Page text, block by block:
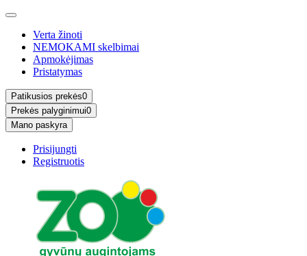
Verta žinoti
NEMOKAMI skelbimai
Apmokėjimas
Pristatymas
Patikusios prekės0
Prekės palyginimui0
Mano paskyra
Prisijungti
Registruotis